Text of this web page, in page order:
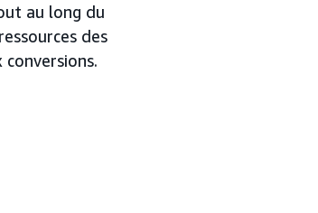
au long du
des